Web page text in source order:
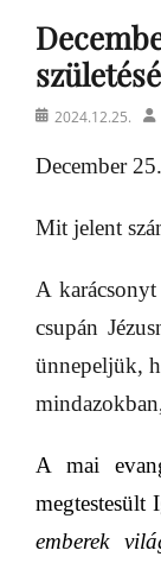
Posted2024.12.25.
December
Mit jelent
A
csupán
ünnepeljük,
A mai
megtestesült
emberek